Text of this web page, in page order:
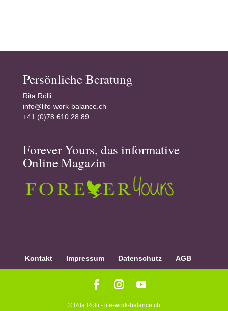
Persönliche Beratung
Rita Rölli
info@life-work-balance.ch
+41 (0)78 610 28 89
Forever Yours, das informative
Online Magazin
Kontakt Impressum Datenschutz AGB
© Rita Rölli - life-work-balance.ch